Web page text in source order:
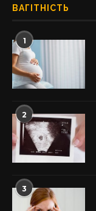
ВАГІТНІСТЬ
1
2
3